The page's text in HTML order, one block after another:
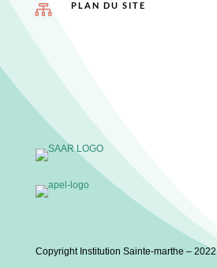
 PLAN DU SITE
Copyright Institution Sainte-marthe – 2022